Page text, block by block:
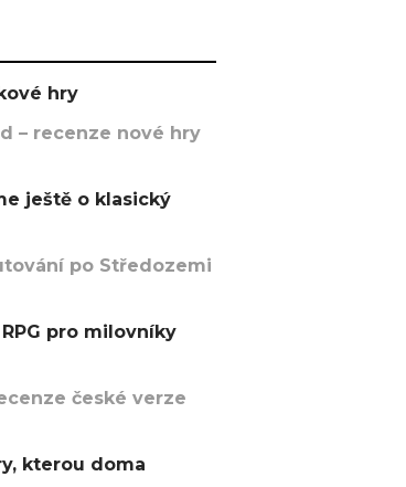
hry
– recenze nové hry
ještě o klasický
po Středozemi
pro milovníky
české verze
kterou doma